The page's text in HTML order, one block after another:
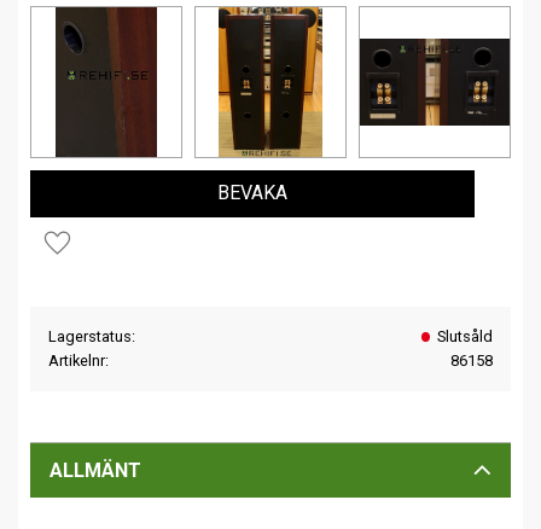
Lägg till i favoriter
BEVAKA
Lagerstatus
Slutsåld
Artikelnr
86158
ALLMÄNT